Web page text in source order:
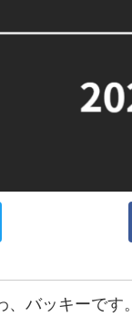
、バッキーです。